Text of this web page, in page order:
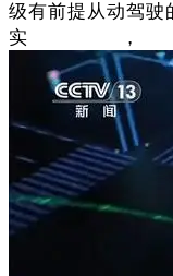
级有前提从动驾驶
实